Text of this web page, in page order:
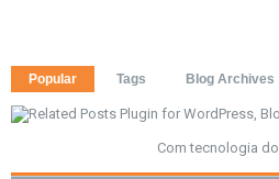
Popular Tags Blog Archives
Com tecnologia do